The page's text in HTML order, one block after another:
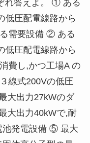
れ答えよ。 ① ある
低圧配電線路から
需要設備 ② ある
低圧配電線路から
費し,かつ工場A の
線式200Vの低圧
大出力27kWのダ
大出力40kWで,耐
池発電設備 ⑤ 最大